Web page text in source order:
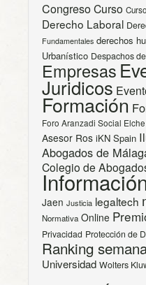
CongresoCurso
Derecho Laboral
Fundamentales derechos
Urbanístico Despachos
Empresas
Juridicos
Formación
Foro Aranzadi Social Elche
Asesor Ros iKN Spain
Abogados de
Colegio de
Jaen Justicia legaltech
Normativa Online
Privacidad Protección de
Ranking
Universidad Wolters